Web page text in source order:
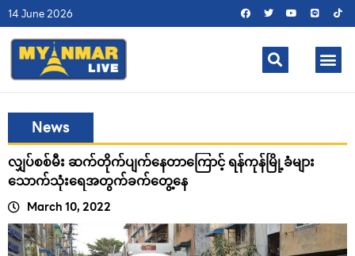
14 June 2026
News
လျှပ်စစ်မီး ဆက်တိုက်ပျက်နေတာကြောင့် ရန်ကုန်မြို့ခံများ
သောက်သုံးရေအတွက်ခက်တွေ့နေ
March 10, 2022